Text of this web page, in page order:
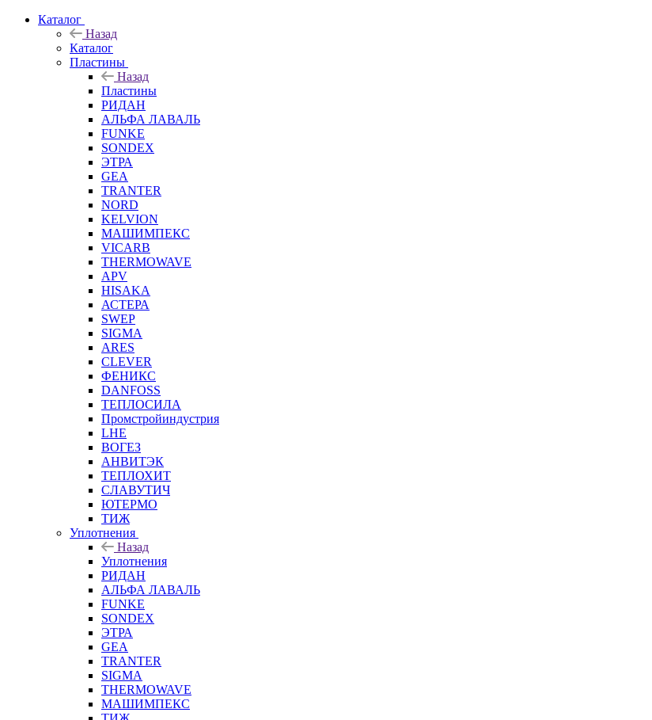
Каталог
Назад
Каталог
Пластины
Назад
Пластины
РИДАН
АЛЬФА ЛАВАЛЬ
FUNKE
SONDEX
ЭТРА
GEA
TRANTER
NORD
KELVION
МАШИМПЕКС
VICARB
THERMOWAVE
APV
HISAKA
АСТЕРА
SWEP
SIGMA
ARES
CLEVER
ФЕНИКС
DANFOSS
ТЕПЛОСИЛА
Промстройиндустрия
LHE
ВОГЕЗ
АНВИТЭК
ТЕПЛОХИТ
СЛАВУТИЧ
ЮТЕРМО
ТИЖ
Уплотнения
Назад
Уплотнения
РИДАН
АЛЬФА ЛАВАЛЬ
FUNKE
SONDEX
ЭТРА
GEA
TRANTER
SIGMA
THERMOWAVE
МАШИМПЕКС